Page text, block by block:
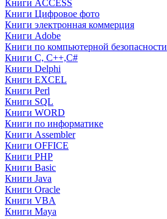
Книги ACCESS
Книги Цифровое фото
Книги электронная коммерция
Книги Adobe
Книги по компьютерной безопасности
Книги C, C++,С#
Книги Delphi
Книги EXCEL
Книги Perl
Книги SQL
Книги WORD
Книги по информатике
Книги Assembler
Книги OFFICE
Книги PHP
Книги Basic
Книги Java
Книги Oracle
Книги VBA
Книги Maya